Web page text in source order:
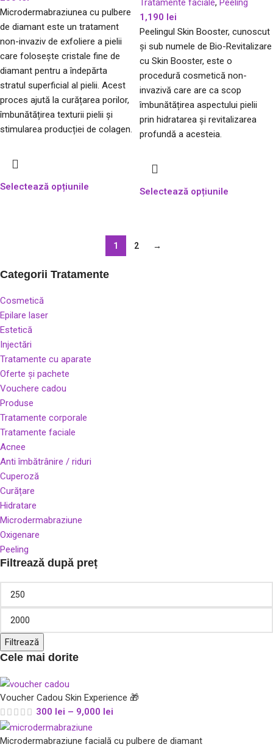
Categorii Tratamente
Cosmetică
Epilare laser
Estetică
Injectări
Tratamente cu aparate
Oferte și pachete
Vouchere cadou
Produse
Tratamente corporale
Tratamente faciale
Acnee
Anti îmbătrânire / riduri
Cuperoză
Curățare
Hidratare
Microdermabraziune
Oxigenare
Peeling
Filtrează după preț
Filtrează
Cele mai dorite
Voucher Cadou Skin Experience 🎁
300 lei – 9,000 lei
Microdermabraziune facială cu pulbere de diamant
Microdermabraziunea cu pulbere
de diamant este un tratament
non-invaziv de exfoliere a pielii
care folosește cristale fine de
diamant pentru a îndepărta
stratul superficial al pielii. Acest
proces ajută la curățarea porilor,
îmbunătățirea texturii pielii și
stimularea producției de colagen.
Selectează opțiunile
1,190 lei
Peelingul Skin Booster, cunoscut
și sub numele de Bio-Revitalizare
cu Skin Booster, este o
procedură cosmetică non-
invazivă care are ca scop
îmbunătățirea aspectului pielii
prin hidratarea și revitalizarea
profundă a acesteia.
Selectează opțiunile
1 2 →